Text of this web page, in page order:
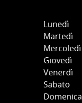
Lunedì
Martedì
Mercoledì
Giovedì
Venerdì
Sabato
Domenica